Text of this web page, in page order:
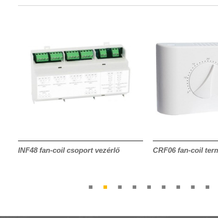
INF48 fan-coil csoport vezérlő CRF06 fan-coil